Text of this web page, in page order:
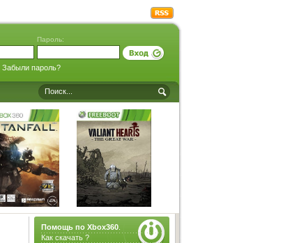
Пароль:
Забыли пароль?
Помощь по Xbox360.
Как скачать ?